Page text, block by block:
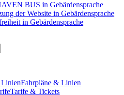
BUS in Gebärdensprache
der Website in Gebärdensprache
in Gebärdensprache
Fahrpläne & Linien
Tarife & Tickets